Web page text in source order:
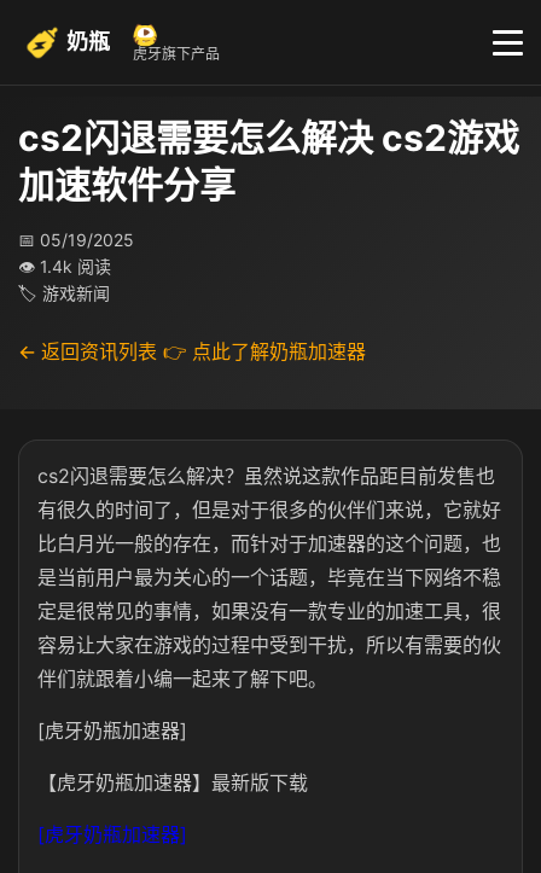
奶瓶 虎牙旗下产品
cs2闪退需要怎么解决 cs2游戏
加速软件分享
📅 05/19/2025
👁 1.4k 阅读
🏷 游戏新闻
← 返回资讯列表 👉 点此了解奶瓶加速器
cs2闪退需要怎么解决？虽然说这款作品距目前发售也
有很久的时间了，但是对于很多的伙伴们来说，它就好
比白月光一般的存在，而针对于加速器的这个问题，也
是当前用户最为关心的一个话题，毕竟在当下网络不稳
定是很常见的事情，如果没有一款专业的加速工具，很
容易让大家在游戏的过程中受到干扰，所以有需要的伙
伴们就跟着小编一起来了解下吧。
[虎牙奶瓶加速器]
【虎牙奶瓶加速器】最新版下载
[虎牙奶瓶加速器]